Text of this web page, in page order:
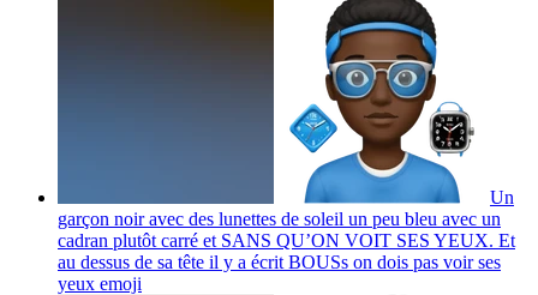
Un
garçon noir avec des lunettes de soleil un peu bleu avec un
cadran plutôt carré et SANS QU’ON VOIT SES YEUX. Et
au dessus de sa tête il y a écrit BOUSs on dois pas voir ses
yeux emoji